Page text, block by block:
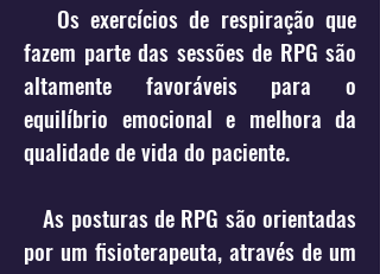
Os exercícios de respiração que
fazem parte das sessões de RPG são
altamente favoráveis para o
equilíbrio emocional e melhora da
qualidade de vida do paciente.
As posturas de RPG são orientadas
por um fisioterapeuta, através de um